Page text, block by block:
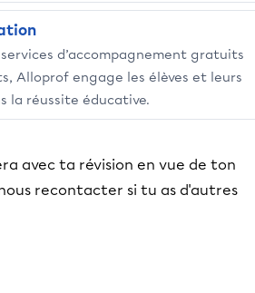
d’accompagnement gratuits
Alloprof engage les élèves et leurs
la réussite éducative.
avec ta révision en vue de ton
recontacter si tu as d'autres